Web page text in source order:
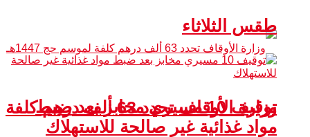
وزارة الأوقاف تحدد 63 ألف درهم كلفة
طقس الثلاثاء
توقيف 10 مسيري مخابز بعد ضبط
مواد غذائية غير صالحة للاستهلاك